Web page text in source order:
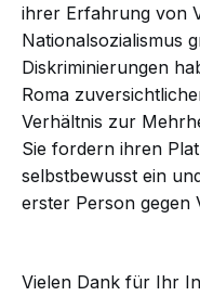
ihrer Erfahrung von
Nationalsozialismus
Diskriminierungen
Roma
Verhältnis zur
Sie fordern ihren
selbstbewusst ein
erster Person gegen
Vielen Dank für Ihr